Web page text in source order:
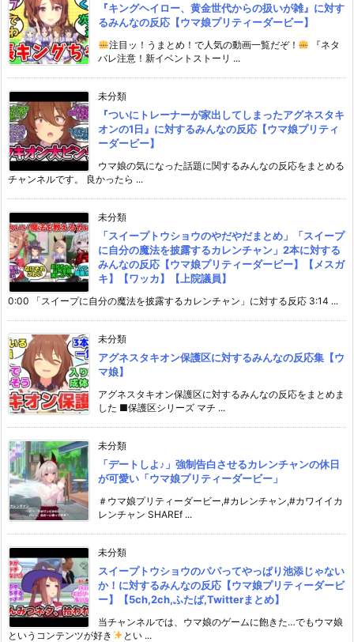
『キングヘイロー、黄金世代からの扱いが雑』に対す
るみんなの反応【ウマ娘プリティーダービー】
注目ッ！うまとめ！で人気の動画一覧だぞ！
『ネタ
バレ注意！新イベントストーリ ...
未分類
『ついにトレーナーが家出してしまったアグネスタキ
オンの1日』に対するみんなの反応【ウマ娘プリティ
ーダービー】
ウマ娘の気になった話題に関するみんなの反応をまとめる
チャンネルです。 良かったら ...
未分類
「スイープトウショウのやだやだまとめ」「スイープ
に自分の魔法を披露するカレンチャン」2本に対する
みんなの反応【ウマ娘プリティーダービー】【メスガ
キ】【ワッカ】【上院議員】
0:00 「スイープに自分の魔法を披露するカレンチャン」に対する反応 3:14 ...
未分類
アグネスタキオン保護区に対するみんなの反応集【ウ
マ娘】
アグネスタキオン保護区に対するみんなの反応をまとめま
した ■保護区シリーズ マチ ...
未分類
「デートしよ♪」強制告白させるカレンチャンの休日
が可愛い「ウマ娘プリティーダービー」
＃ウマ娘プリティーダービー,#カレンチャン,#カワイイカ
レンチャン SHAREf ...
未分類
スイープトウショウのパパってやっぱり池添じゃない
か！に対するみんなの反応【ウマ娘プリティーダービ
ー】【5ch,2ch,ふたば,Twitterまとめ】
当チャンネルでは、ウマ娘のゲームに飽きた…でもウマ娘
というコンテンツが好き
とい ...